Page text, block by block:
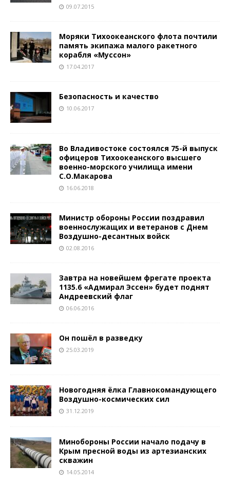
09.07.2015
Моряки Тихоокеанского флота почтили
память экипажа малого ракетного
корабля «Муссон»
17.04.2017
Безопасность и качество
10.06.2017
Во Владивостоке состоялся 75-й выпуск
офицеров Тихоокеанского высшего
военно-морского училища имени
С.О.Макарова
16.06.2018
Министр обороны России поздравил
военнослужащих и ветеранов с Днем
Воздушно-десантных войск
02.08.2016
Завтра на новейшем фрегате проекта
1135.6 «Адмирал Эссен» будет поднят
Андреевский флаг
06.06.2016
Он пошёл в разведку
25.03.2019
Новогодняя ёлка Главнокомандующего
Воздушно-космических сил
31.12.2019
Минобороны России начало подачу в
Крым пресной воды из артезианских
скважин
14.05.2014